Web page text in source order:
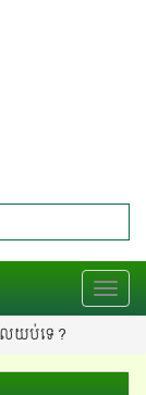
T
o
g
l
លយប់ទេ?